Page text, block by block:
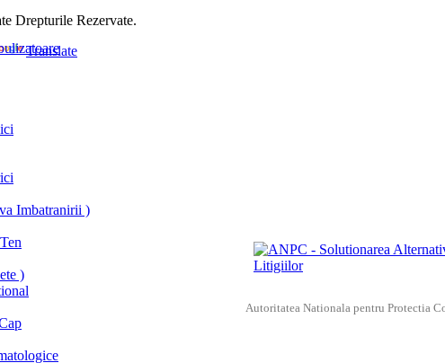
Imbatranirii )
)
Drepturile Rezervate.
Translate
Autoritatea Nationala pentru Protectia